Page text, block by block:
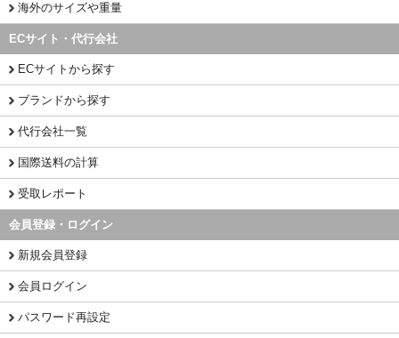
海外のサイズや重量
ECサイト・代行会社
ECサイトから探す
ブランドから探す
代行会社一覧
国際送料の計算
受取レポート
会員登録・ログイン
新規会員登録
会員ログイン
パスワード再設定